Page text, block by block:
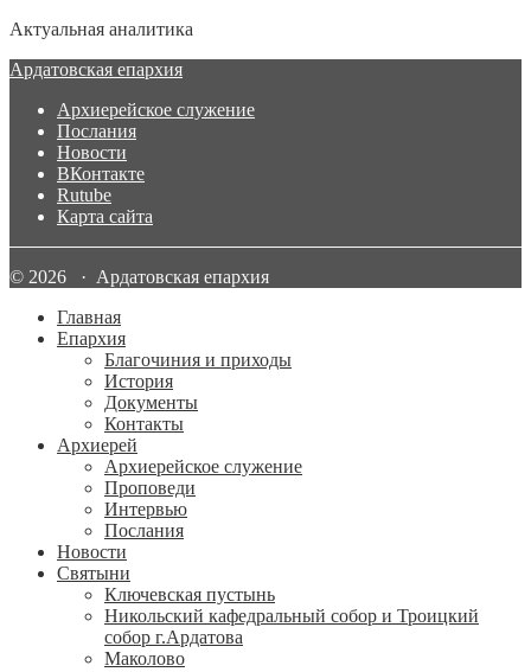
Актуальная аналитика
Ардатовская епархия
Архиерейское служение
Послания
Новости
ВКонтакте
Rutube
Карта сайта
© 2026 · Ардатовская епархия
Главная
Епархия
Благочиния и приходы
История
Документы
Контакты
Архиерей
Архиерейское служение
Проповеди
Интервью
Послания
Новости
Святыни
Ключевская пустынь
Никольский кафедральный собор и Троицкий
собор г.Ардатова
Маколово